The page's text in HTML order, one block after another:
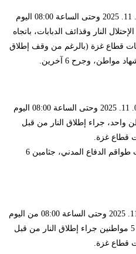
* من الساعة 08:00 يوم 08. 11. 2025 وحتى الساعة 08:00 اليوم
قوات الإحتلال النار وقذائف الدبابات، باتجاه
قطاع غزة (بالرغم من وقف إطلاق
مواطن، وجرح 6 آخرين.
1. من الساعة 08:00 يوم 08. 11. 2025 وحتى الساعة 08:00 اليوم
مواطن واحد، جراء إطلاق النار من قبل
قطاع غزة.
2. يوم 08. 11. 2025 انتشلت طواقم الدفاع المدني، جثامين 6
من الساعة 80:00 يوم 08. 11. 2025 وحتى الساعة 08:00 من اليوم
09. 11. 2025 أُصيب بجروح 5 مواطنين جراء إطلاق النار من قبل
قطاع غزة.